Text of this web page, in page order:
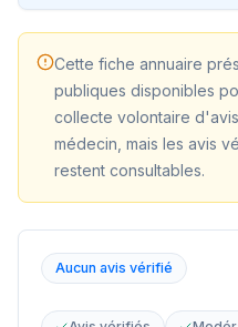
Cette fiche annuaire
publiques disponibles
collecte volontaire
médecin, mais les avis
restent consultables.
Aucun avis vérifié